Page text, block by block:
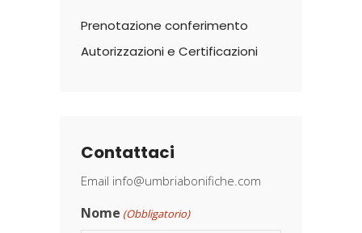
Prenotazione conferimento
Autorizzazioni e Certificazioni
Contattaci
Email info@umbriabonifiche.com
Nome (Obbligatorio)